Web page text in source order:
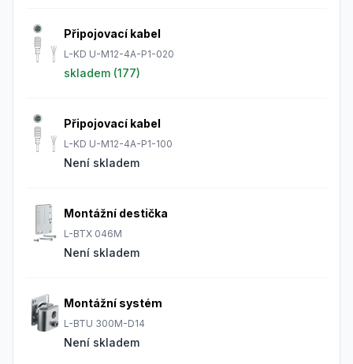
Připojovací kabel
L-KD U-M12-4A-P1-020
skladem (177)
Připojovací kabel
L-KD U-M12-4A-P1-100
Není skladem
Montážní destička
L-BTX 046M
Není skladem
Montážní systém
L-BTU 300M-D14
Není skladem